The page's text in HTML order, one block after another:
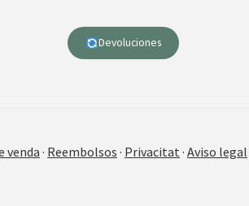
Devoluciones
venda · Reembolsos · Privacitat ·Aviso legal